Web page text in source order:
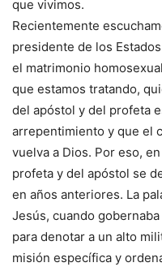
que vivimos.
Recientemente
presidente de los
el matrimonio
que estamos tratando,
del apóstol y del profeta
arrepentimiento y que el
vuelva a Dios. Por eso,
profeta y del apóstol se
en años anteriores. La
Jesús, cuando
para denotar a un alto
misión específica y